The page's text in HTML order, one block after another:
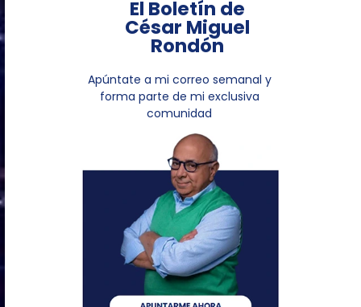
El Boletín de
César Miguel
Rondón
Apúntate a mi correo semanal y
forma parte de mi exclusiva
comunidad